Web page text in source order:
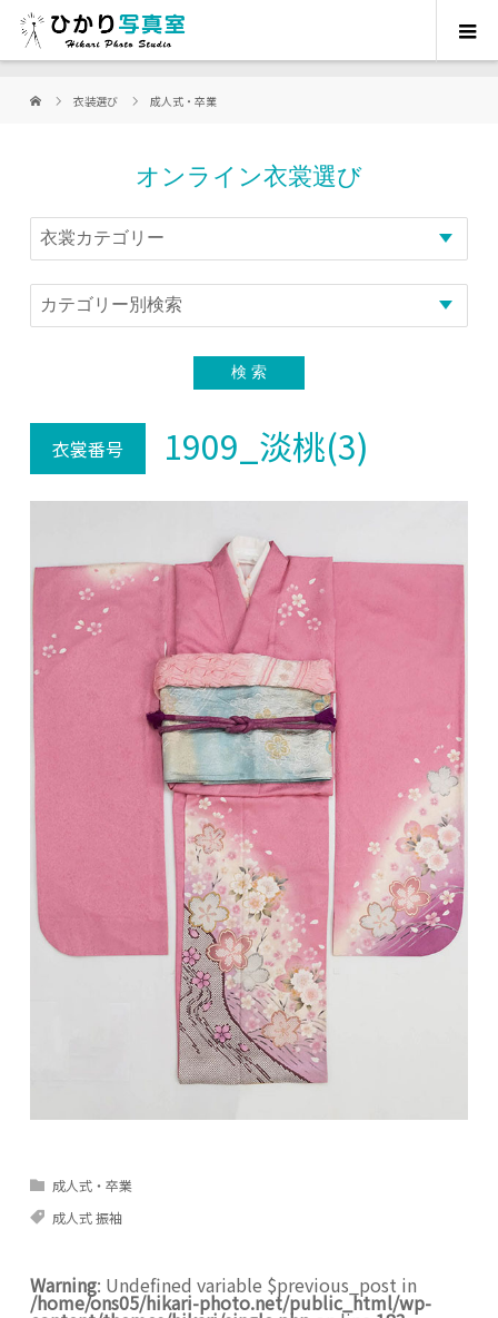
衣装選び 成人式・卒業
オンライン衣裳選び
衣裳番号 1909_淡桃(3)
成人式・卒業
成人式 振袖
Warning: Undefined variable $previous_post in
/home/ons05/hikari-photo.net/public_html/wp-